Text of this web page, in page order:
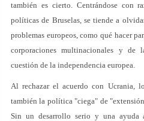
también es cierto. Centrándose con
políticas de Bruselas, se tiende a
problemas europeos, como qué hacer
corporaciones multinacionales y de
cuestión de la independencia europea.
Al rechazar el acuerdo con Ucrania,
también la política "ciega" de
Sin un desarrollo serio y una